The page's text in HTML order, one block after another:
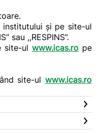
institutului și pe site-ul
sau ,,RESPINS”.
site-ul www.icas.rope
site-ul www.icas.ro